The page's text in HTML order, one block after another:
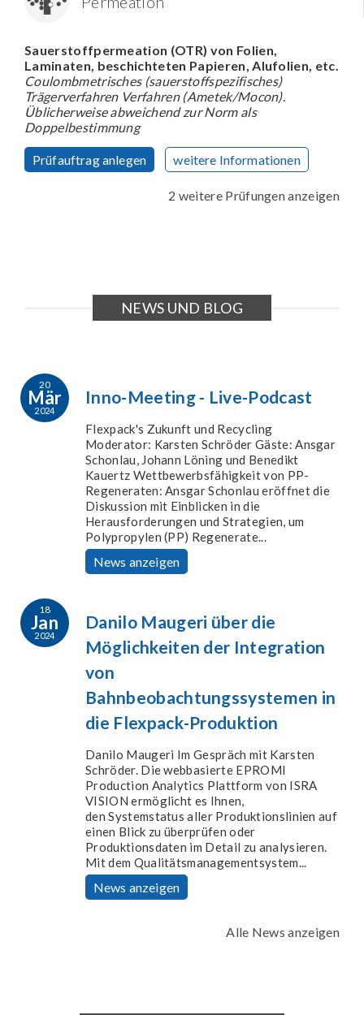
Sauerstoffpermeation (OTR) von Folien,
Laminaten, beschichteten Papieren, Alufolien, etc.
Coulombmetrisches (sauerstoffspezifisches)
Trägerverfahren Verfahren (Ametek/Mocon).
Üblicherweise abweichend zur Norm als
Doppelbestimmung
Prüfauftrag anlegen weitere Informationen
2 weitere Prüfungen anzeigen
NEWS UND BLOG
20
Mär
2024
Inno-Meeting - Live-Podcast
Flexpack's Zukunft und Recycling
Moderator: Karsten Schröder Gäste: Ansgar
Schonlau, Johann Löning und Benedikt
Kauertz Wettbewerbsfähigkeit von PP-
Regeneraten: Ansgar Schonlau eröffnet die
Diskussion mit Einblicken in die
Herausforderungen und Strategien, um
Polypropylen (PP) Regenerate...
News anzeigen
18
Jan
2024
Danilo Maugeri über die
Möglichkeiten der Integration
von
Bahnbeobachtungssystemen in
die Flexpack-Produktion
Danilo Maugeri⁠ Im Gespräch mit Karsten
Schröder. Die webbasierte EPROMI
Production Analytics Plattform von ISRA
VISION ermöglicht es Ihnen,
den Systemstatus aller Produktionslinien auf
einen Blick zu überprüfen oder
Produktionsdaten im Detail zu analysieren.
Mit dem Qualitätsmanagementsystem...
News anzeigen
Alle News anzeigen